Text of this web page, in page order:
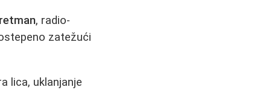
, radio-
zatežući
lica, uklanjanje